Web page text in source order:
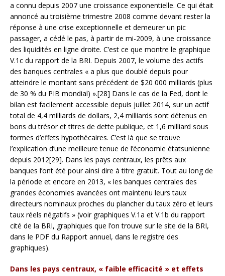
a connu depuis 2007 une croissance exponentielle. Ce qui était
annoncé au troisième trimestre 2008 comme devant rester la
réponse à une crise exceptionnelle et demeurer un pic
passager, a cédé le pas, à partir de mi-2009, à une croissance
des liquidités en ligne droite. C’est ce que montre le graphique
V.1c du rapport de la BRI. Depuis 2007, le volume des actifs
des banques centrales « a plus que doublé depuis pour
atteindre le montant sans précédent de $20 000 milliards (plus
de 30 % du PIB mondial) ».[28] Dans le cas de la Fed, dont le
bilan est facilement accessible depuis juillet 2014, sur un actif
total de 4,4 milliards de dollars, 2,4 milliards sont détenus en
bons du trésor et titres de dette publique, et 1,6 milliard sous
formes d’effets hypothécaires. C’est là que se trouve
l’explication d’une meilleure tenue de l’économie étatsunienne
depuis 2012[29]. Dans les pays centraux, les prêts aux
banques l’ont été pour ainsi dire à titre gratuit. Tout au long de
la période et encore en 2013, « les banques centrales des
grandes économies avancées ont maintenu leurs taux
directeurs nominaux proches du plancher du taux zéro et leurs
taux réels négatifs » (voir graphiques V.1a et V.1b du rapport
cité de la BRI, graphiques que l’on trouve sur le site de la BRI,
dans le PDF du Rapport annuel, dans le registre des
graphiques).
Dans les pays centraux, « faible efficacité » et effets